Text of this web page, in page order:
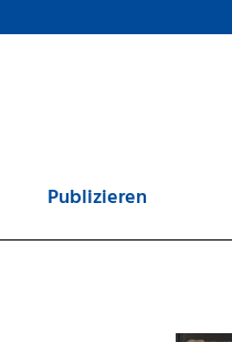
Publizieren